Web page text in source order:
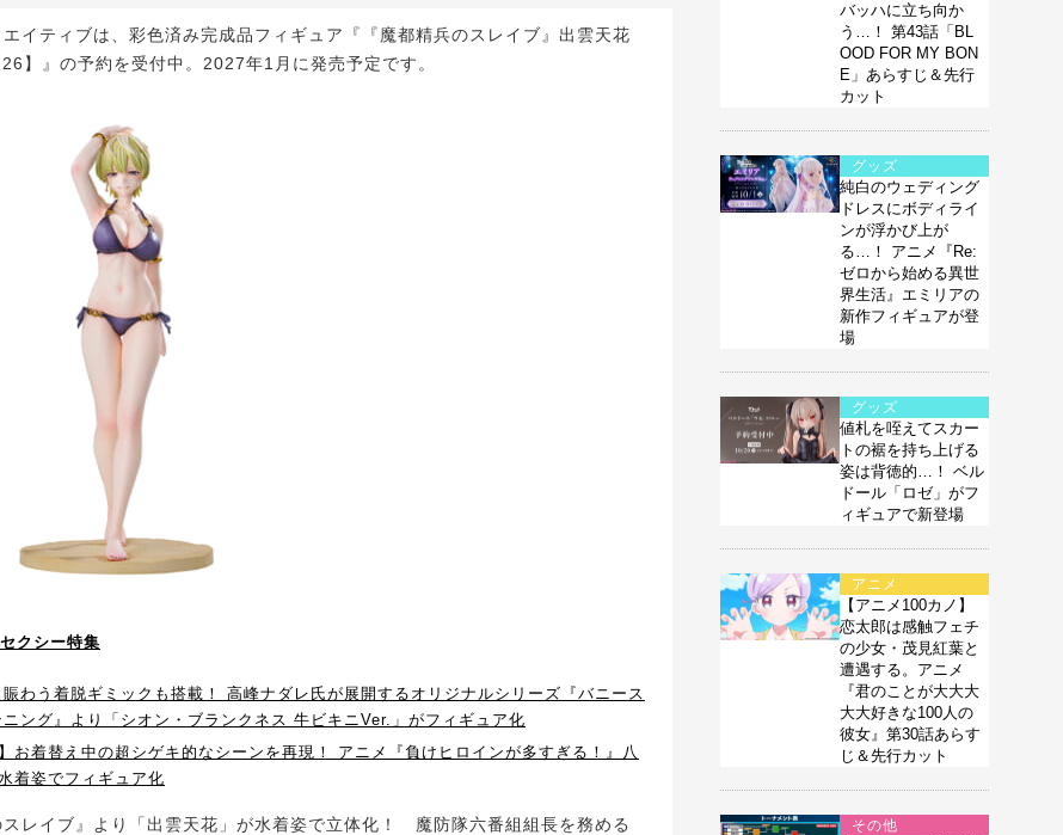
イティブは、彩色済み完成品フィギュア『『魔都精兵のスレイブ』出雲天花
】』の予約を受付中。2027年1月に発売予定です。
クシー特集
わう着脱ギミックも搭載！ 高峰ナダレ氏が展開するオリジナルシリーズ『バニース
ング』より「シオン・ブランクネス 牛ビキニVer.」がフィギュア化
】お着替え中の超シゲキ的なシーンを再現！ アニメ『負けヒロインが多すぎる！』八
着姿でフィギュア化
レイブ』より「出雲天花」が水着姿で立体化！ 魔防隊六番組組長を務める
バッハに立ち向か
う…！ 第43話「BL
OOD FOR MY BON
E」あらすじ＆先行
カット
グッズ
純白のウェディング
ドレスにボディライ
ンが浮かび上が
る…！ アニメ『Re:
ゼロから始める異世
界生活』エミリアの
新作フィギュアが登
場
グッズ
値札を咥えてスカー
トの裾を持ち上げる
姿は背徳的…！ ベル
ドール「ロゼ」がフ
ィギュアで新登場
アニメ
【アニメ100カノ】
恋太郎は感触フェチ
の少女・茂見紅葉と
遭遇する。アニメ
『君のことが大大大
大大好きな100人の
彼女』第30話あらす
じ＆先行カット
その他